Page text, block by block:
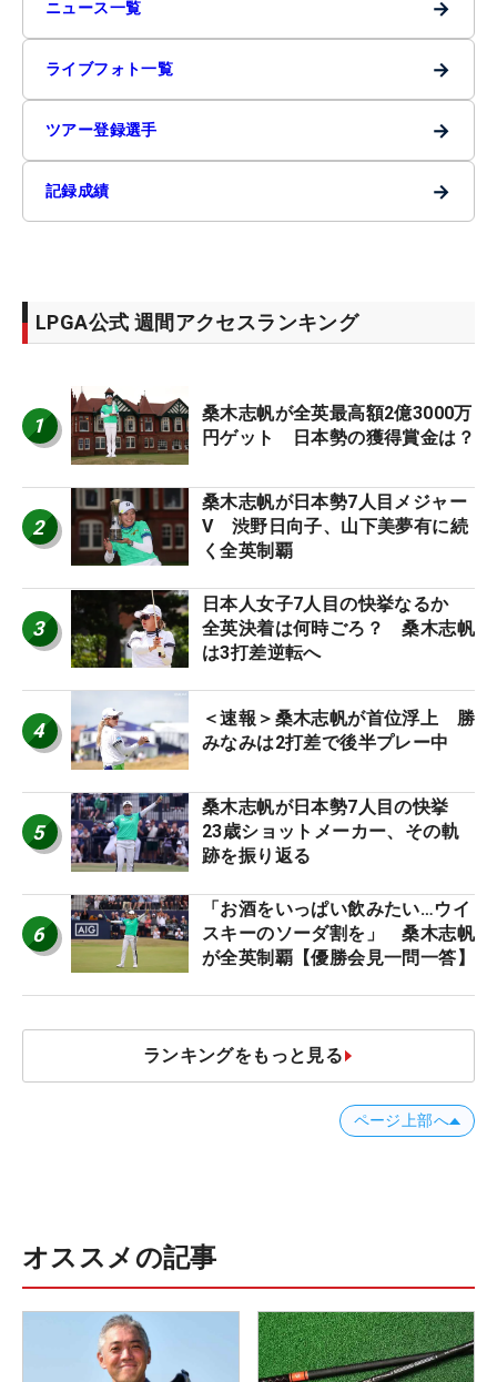
ニュース一覧 →
ライブフォト一覧 →
ツアー登録選手 →
記録成績 →
LPGA公式 週間アクセスランキング
1
桑木志帆が全英最高額2億3000万
円ゲット 日本勢の獲得賞金は？
2
桑木志帆が日本勢7人目メジャー
V 渋野日向子、山下美夢有に続
く全英制覇
3
日本人女子7人目の快挙なるか
全英決着は何時ごろ？ 桑木志帆
は3打差逆転へ
4
＜速報＞桑木志帆が首位浮上 勝
みなみは2打差で後半プレー中
5
桑木志帆が日本勢7人目の快挙
23歳ショットメーカー、その軌
跡を振り返る
6
「お酒をいっぱい飲みたい…ウイ
スキーのソーダ割を」 桑木志帆
が全英制覇【優勝会見一問一答】
ランキングをもっと見る
ページ上部へ
オススメの記事